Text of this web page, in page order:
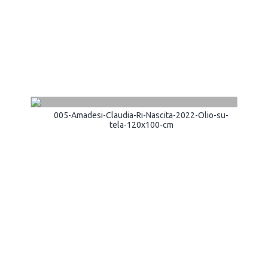
005-Amadesi-Claudia-Ri-Nascita-2022-Olio-su-
tela-120x100-cm